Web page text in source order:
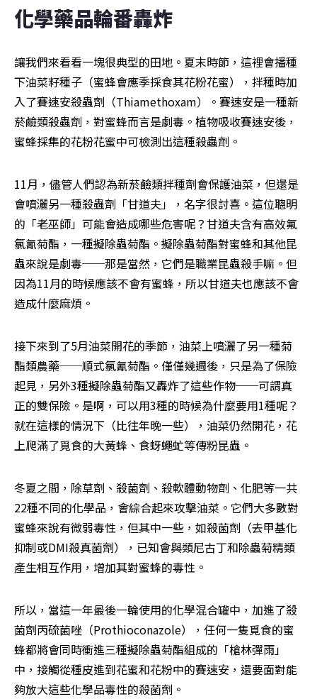
化學藥品輪番轟炸
讓我們來看看一塊很典型的田地。夏末時節，這裡會播種
下油菜籽種子（蜜蜂會應季採食其花粉花蜜），拌種時加
入了賽速安殺蟲劑（Thiamethoxam）。賽速安是一種新
菸鹼類殺蟲劑，對蜜蜂而言是劇毒。植物吸收賽速安後，
蜜蜂採集的花粉花蜜中可檢測出這種殺蟲劑。
11月，儘管人們認為新菸鹼類拌種劑會保護油菜，但還是
會噴灑另一種殺蟲劑「甘道夫」，名字很​​討喜。這位聰明
的「老巫師」可能會造成哪些危害呢？甘道夫含有高效氟
氯氰菊酯，一種擬除蟲菊酯。擬除蟲菊酯對蜜蜂和其他昆
蟲來說是劇毒──那是當然，它們是職業昆蟲殺手嘛。但
因為11月的時候應該不會有蜜蜂，所以甘道夫也應該不會
造成什麼麻煩。
接下來到了5月油菜開花的季節，油菜上噴灑了另一種菊
酯類農藥──順式氯氰菊酯。僅僅幾週後，只是為了保險
起見，另外3種擬除蟲菊酯又轟炸了這些作物──可謂真
正的雙保險。是啊，可以用3種的時候為什麼要用1種呢？
就在這樣的情況下（比往年晚一些），油菜仍然開花，花
上爬滿了覓食的大黃蜂、食蚜蠅虻等傳粉昆蟲。
冬夏之間，除草劑、殺菌劑、殺軟體動物劑、化肥等一共
22種不同的化學品，會綜合起來攻擊油菜。它們大多數對
蜜蜂來說有微弱毒性，但其中一些，如殺菌劑（去甲基化
抑制或DMI殺真菌劑），已知會與類尼古丁和除蟲菊精類
產生相互作用，增加其對蜜蜂的毒性。
所以，當這一年最後一輪使用的化學混合罐中，加進了殺
菌劑丙硫菌唑（Prothioconazole），任何一隻覓食的蜜
蜂都將會同時衝進三種擬除蟲菊酯組成的「槍林彈雨」
中，接觸從種皮進到花蜜和花粉中的賽速安，還要面對能
夠放大這些化學品毒性的殺菌劑。